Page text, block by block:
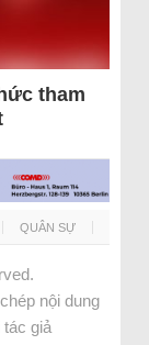
tham
QUÂN SỰ
nội dung
giả